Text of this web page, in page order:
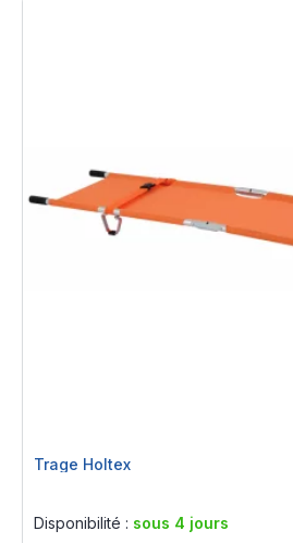
Trage Holtex
Disponibilité : sous 4 jours